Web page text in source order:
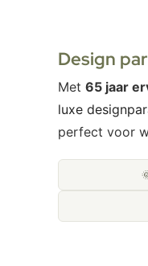
Design
Met 65 jaar
luxe
perfect voor